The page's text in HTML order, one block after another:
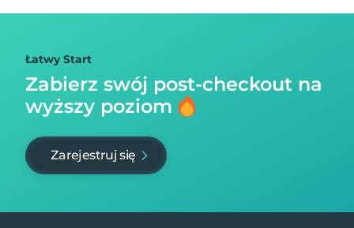
Łatwy Start
Zabierz swój post-checkout na
wyższy poziom
Zarejestruj się